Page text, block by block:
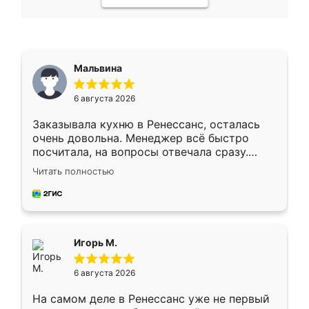
Мальвина
6 августа 2026
Заказывала кухню в Ренессанс, осталась
очень довольна. Менеджер всё быстро
посчитала, на вопросы отвечала сразу.
Замерщик приехал в субботу, подошёл к
делу со всей ответственностью. Собрали
за день, ребята работали аккуратно, даже
Читать полностью
Игорь М.
6 августа 2026
На самом деле в Ренессанс уже не первый